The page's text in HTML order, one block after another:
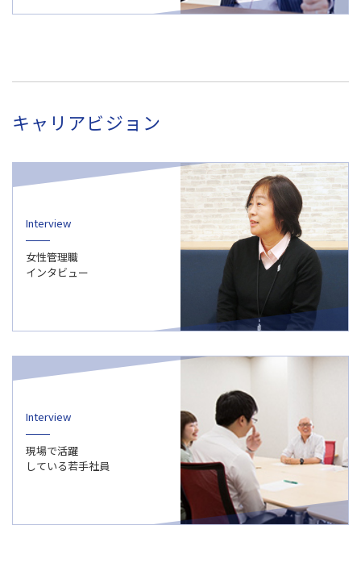
キャリアビジョン
Interview
女性管理職
インタビュー
Interview
現場で活躍
している若手社員